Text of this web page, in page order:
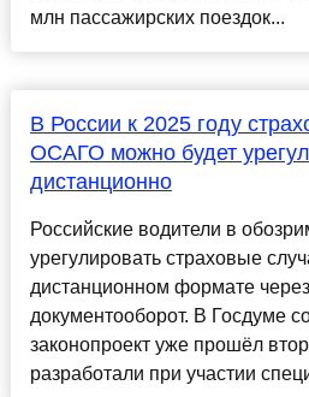
млн пассажирских поездок...
В России к 2025 году
ОСАГО можно будет
дистанционно
Российские водители в
урегулировать страховые
дистанционном формате
документооборот. В Госдуме
законопроект уже прошёл
разработали при участии